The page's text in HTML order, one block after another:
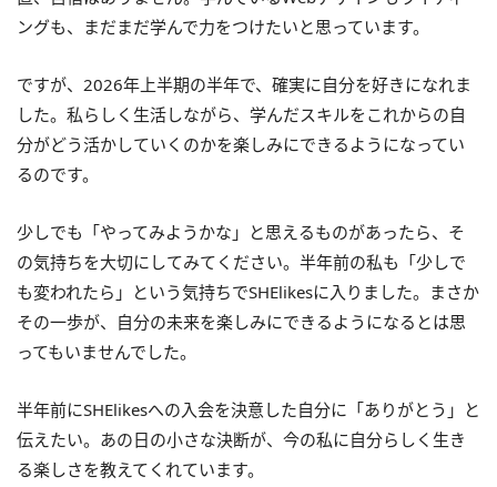
ングも、まだまだ学んで力をつけたいと思っています。
ですが、2026年上半期の半年で、確実に自分を好きになれま
した。私らしく生活しながら、学んだスキルをこれからの自
分がどう活かしていくのかを楽しみにできるようになってい
るのです。
少しでも「やってみようかな」と思えるものがあったら、そ
の気持ちを大切にしてみてください。半年前の私も「少しで
も変われたら」という気持ちでSHElikesに入りました。まさか
その一歩が、自分の未来を楽しみにできるようになるとは思
ってもいませんでした。
半年前にSHElikesへの入会を決意した自分に「ありがとう」と
伝えたい。あの日の小さな決断が、今の私に自分らしく生き
る楽しさを教えてくれています。